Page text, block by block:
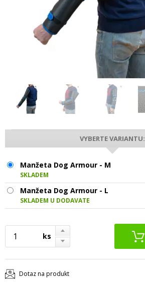
VYBERTE VARIANTU:
Manžeta Dog Armour - M
SKLADEM
Manžeta Dog Armour - L
SKLADEM U DODAVATELE
ks
Dotaz na produkt